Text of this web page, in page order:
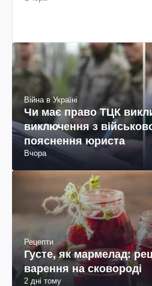
Війна в Україні
Чи має право ТЦК
виключення з
пояснення юриста
Вчора
Рецепти
Густе, як мармелад:
варення на сковороді
2 дні тому